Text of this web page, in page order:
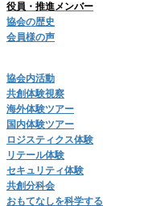
役員・推進メンバー
協会の歴史
会員様の声
協会内活動
共創体験視察
海外体験ツアー
国内体験ツアー
ロジスティクス体験
リテール体験
セキュリティ体験
共創分科会
おもてなしを科学する